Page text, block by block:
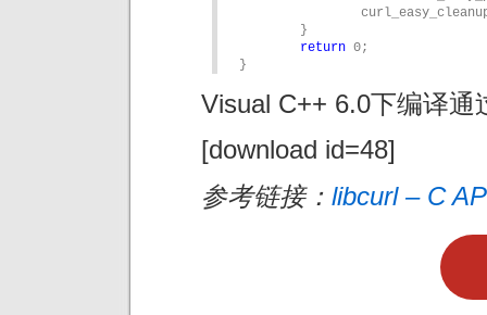
return 0;
}
Visual C++ 6.0下编译通
[download id=48]
参考链接： libcurl – C